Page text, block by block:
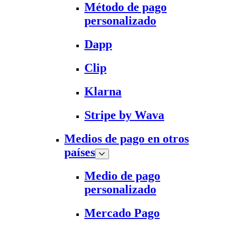
Método de pago
personalizado
Dapp
Clip
Klarna
Stripe by Wava
Medios de pago en otros
países
Medio de pago
personalizado
Mercado Pago